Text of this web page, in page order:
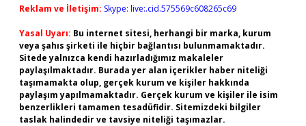
Reklam ve İletişim: Skype: live:.cid.575569c608265c69
Yasal Uyarı: Bu internet sitesi, herhangi bir marka, kurum
veya şahıs şirketi ile hiçbir bağlantısı bulunmamaktadır.
Sitede yalnızca kendi hazırladığımız makaleler
paylaşılmaktadır. Burada yer alan içerikler haber niteliği
taşımamakta olup, gerçek kurum ve kişiler hakkında
paylaşım yapılmamaktadır. Gerçek kurum ve kişiler ile isim
benzerlikleri tamamen tesadüfidir. Sitemizdeki bilgiler
taslak halindedir ve tavsiye niteliği taşımazlar.